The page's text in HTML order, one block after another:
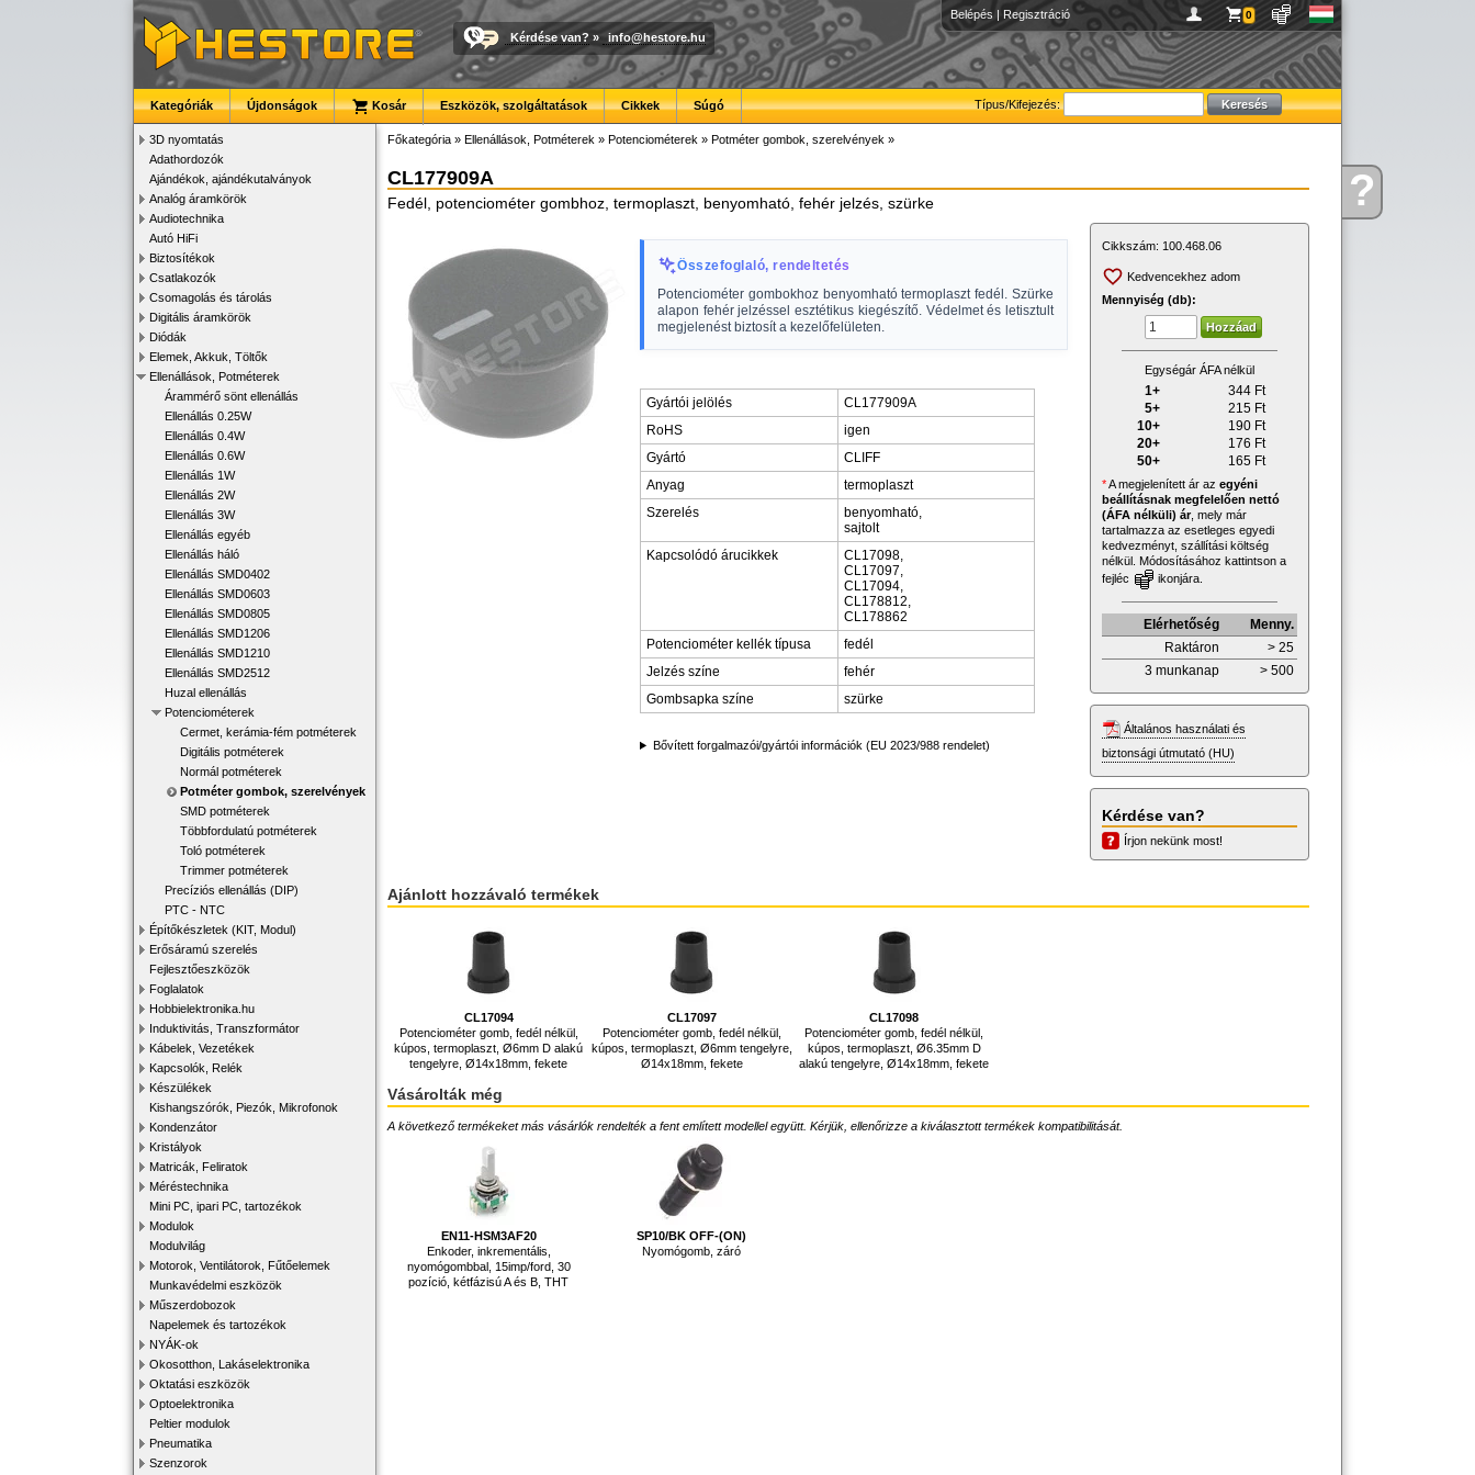
Kérdése?
Belépés | Regisztráció 0
Kérdése van? » info@hestore.hu
Típus/Kifejezés:
Kategóriák Újdonságok Kosár Eszközök, szolgáltatások Cikkek Súgó
3D nyomtatás
Adathordozók
Ajándékok, ajándékutalványok
Analóg áramkörök
Audiotechnika
Autó HiFi
Biztosítékok
Csatlakozók
Csomagolás és tárolás
Digitális áramkörök
Diódák
Elemek, Akkuk, Töltők
Ellenállások, Potméterek
Árammérő sönt ellenállás
Ellenállás 0.25W
Ellenállás 0.4W
Ellenállás 0.6W
Ellenállás 1W
Ellenállás 2W
Ellenállás 3W
Ellenállás egyéb
Ellenállás háló
Ellenállás SMD0402
Ellenállás SMD0603
Ellenállás SMD0805
Ellenállás SMD1206
Ellenállás SMD1210
Ellenállás SMD2512
Huzal ellenállás
Potenciométerek
Cermet, kerámia-fém potméterek
Digitális potméterek
Normál potméterek
Potméter gombok, szerelvények
SMD potméterek
Többfordulatú potméterek
Toló potméterek
Trimmer potméterek
Precíziós ellenállás (DIP)
PTC - NTC
Építőkészletek (KIT, Modul)
Erősáramú szerelés
Fejlesztőeszközök
Foglalatok
Hobbielektronika.hu
Induktivitás, Transzformátor
Kábelek, Vezetékek
Kapcsolók, Relék
Készülékek
Kishangszórók, Piezók, Mikrofonok
Kondenzátor
Kristályok
Matricák, Feliratok
Méréstechnika
Mini PC, ipari PC, tartozékok
Modulok
Modulvilág
Motorok, Ventilátorok, Fűtőelemek
Munkavédelmi eszközök
Műszerdobozok
Napelemek és tartozékok
NYÁK-ok
Okosotthon, Lakáselektronika
Oktatási eszközök
Optoelektronika
Peltier modulok
Pneumatika
Szenzorok
Főkategória » Ellenállások, Potméterek » Potenciométerek » Potméter gombok, szerelvények »
CL177909A
Fedél, potenciométer gombhoz, termoplaszt, benyomható, fehér jelzés, szürke
Összefoglaló, rendeltetés
Potenciométer gombokhoz benyomható termoplaszt fedél. Szürke
alapon fehér jelzéssel esztétikus kiegészítő. Védelmet és letisztult
megjelenést biztosít a kezelőfelületen.
Gyártói jelölés
CL177909A
RoHS
igen
Gyártó
CLIFF
Anyag
termoplaszt
Szerelés
benyomható,
sajtolt
Kapcsolódó árucikkek
CL17098,
CL17097,
CL17094,
CL178812,
CL178862
Potenciométer kellék típusa
fedél
Jelzés színe
fehér
Gombsapka színe
szürke
Bővített forgalmazói/gyártói információk (EU 2023/988 rendelet)
Cikkszám: 100.468.06
Kedvencekhez adom
Mennyiség (db):
Egységár ÁFA nélkül
1+ 344 Ft
5+
215 Ft
10+
190 Ft
20+
176 Ft
50+
165 Ft
*A megjelenített ár az egyéni
beállításnak megfelelően nettó
(ÁFA nélküli) ár, mely már
tartalmazza az esetleges egyedi
kedvezményt, szállítási költség
nélkül. Módosításához kattintson a
fejléc
ikonjára.
Elérhetőség
Menny.
Raktáron
> 25
3 munkanap
> 500
Általános használati és
biztonsági útmutató (HU)
Kérdése van?
Írjon nekünk most!
Ajánlott hozzávaló termékek
CL17094
Potenciométer gomb, fedél nélkül,
kúpos, termoplaszt, Ø6mm D alakú
tengelyre, Ø14x18mm, fekete
CL17097
Potenciométer gomb, fedél nélkül,
kúpos, termoplaszt, Ø6mm tengelyre,
Ø14x18mm, fekete
CL17098
Potenciométer gomb, fedél nélkül,
kúpos, termoplaszt, Ø6.35mm D
alakú tengelyre, Ø14x18mm, fekete
Vásárolták még
A következő termékeket más vásárlók rendelték a fent említett modellel együtt. Kérjük, ellenőrizze a kiválasztott termékek kompatibilitását.
EN11-HSM3AF20
Enkoder, inkrementális,
nyomógombbal, 15imp/ford, 30
pozíció, kétfázisú A és B, THT
SP10/BK OFF-(ON)
Nyomógomb, záró